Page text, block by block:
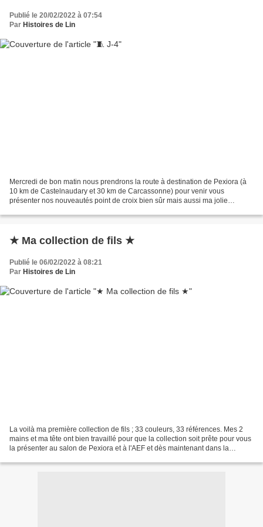
Publié le 20/02/2022 à 07:54
Par Histoires de Lin
Mercredi de bon matin nous prendrons la route à destination de Pexiora (à
10 km de Castelnaudary et 30 km de Carcassonne) pour venir vous
présenter nos nouveautés point de croix bien sûr mais aussi ma jolie
★ Ma collection de fils ★
Publié le 06/02/2022 à 08:21
Par Histoires de Lin
La voilà ma première collection de fils ; 33 couleurs, 33 références. Mes 2
mains et ma tête ont bien travaillé pour que la collection soit prête pour vous
la présenter au salon de Pexiora et à l'AEF et dès maintenant dans la